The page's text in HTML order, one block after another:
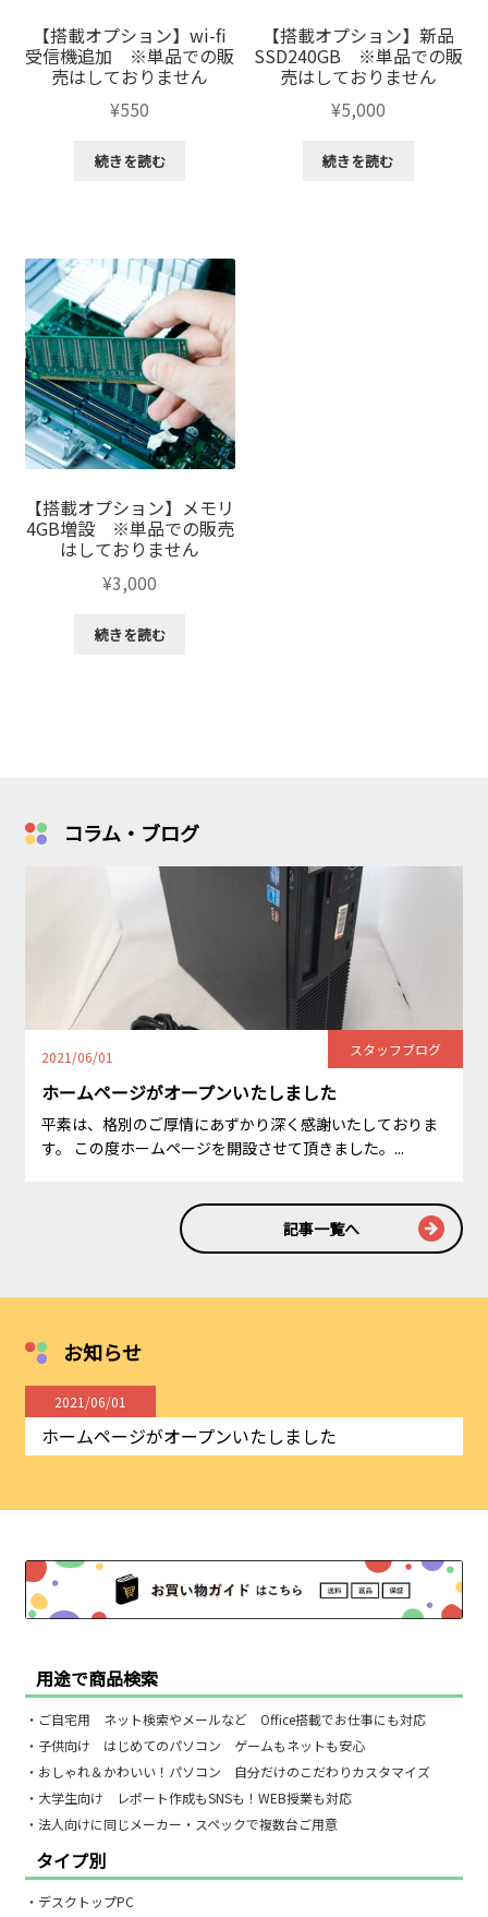
【搭載オプション】wi-fi
受信機追加 ※単品での販
売はしておりません
¥550
続きを読む
【搭載オプション】新品
SSD240GB ※単品での販
売はしておりません
¥5,000
続きを読む
【搭載オプション】メモリ
4GB増設 ※単品での販売
はしておりません
¥3,000
続きを読む
コラム・ブログ
2021/06/01 スタッフブログ
ホームページがオープンいたしました
平素は、格別のご厚情にあずかり深く感謝いたしておりま
す。 この度ホームページを開設させて頂きました。...
記事一覧へ
お知らせ
2021/06/01
ホームページがオープンいたしました
用途で商品検索
・ご自宅用 ネット検索やメールなど Office搭載でお仕事にも対応
・子供向け はじめてのパソコン ゲームもネットも安心
・おしゃれ＆かわいい！パソコン 自分だけのこだわりカスタマイズ
・大学生向け レポート作成もSNSも！WEB授業も対応
・法人向けに同じメーカー・スペックで複数台ご用意
タイプ別
・デスクトップPC